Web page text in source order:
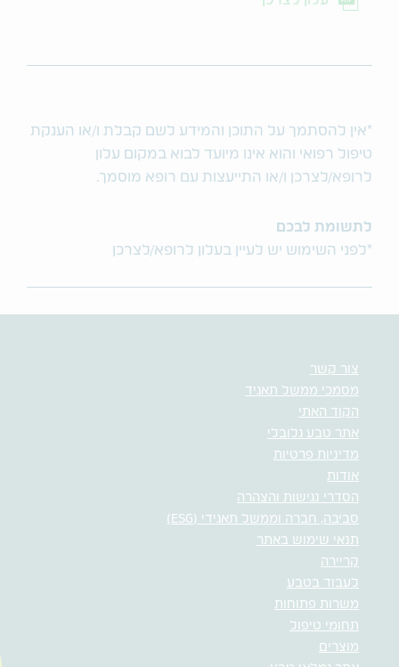
*אין להסתמך על התוכן והמידע לשם קבלת ו/או הענקת
טיפול רפואי והוא אינו מיועד לבוא במקום עלון
לרופא/לצרכן ו/או התייעצות עם רופא מוסמך.
לתשומת לבכם
*לפני השימוש יש לעיין בעלון לרופא/לצרכן
צור קשר
מסמכי ממשל תאגיד
הקוד האתי
אתר טבע גלובלי
מדיניות פרטיות
אודות
הסדרי נגישות והצהרה
סביבה, חברה וממשל תאגידי (ESG)
תנאי שימוש באתר
קריירה
לעבוד בטבע
משרות פתוחות
תחומי טיפול
מוצרים